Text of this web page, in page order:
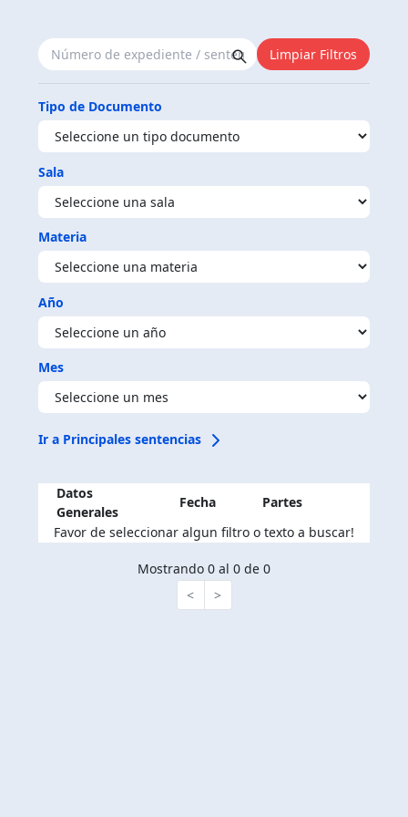
Limpiar Filtros
Tipo de Documento
Sala
Materia
Año
Mes
Ir a Principales sentencias
Datos
Generales
Fecha
Partes
Favor de seleccionar algun filtro o texto a buscar!
Mostrando 0 al 0 de 0
<
>